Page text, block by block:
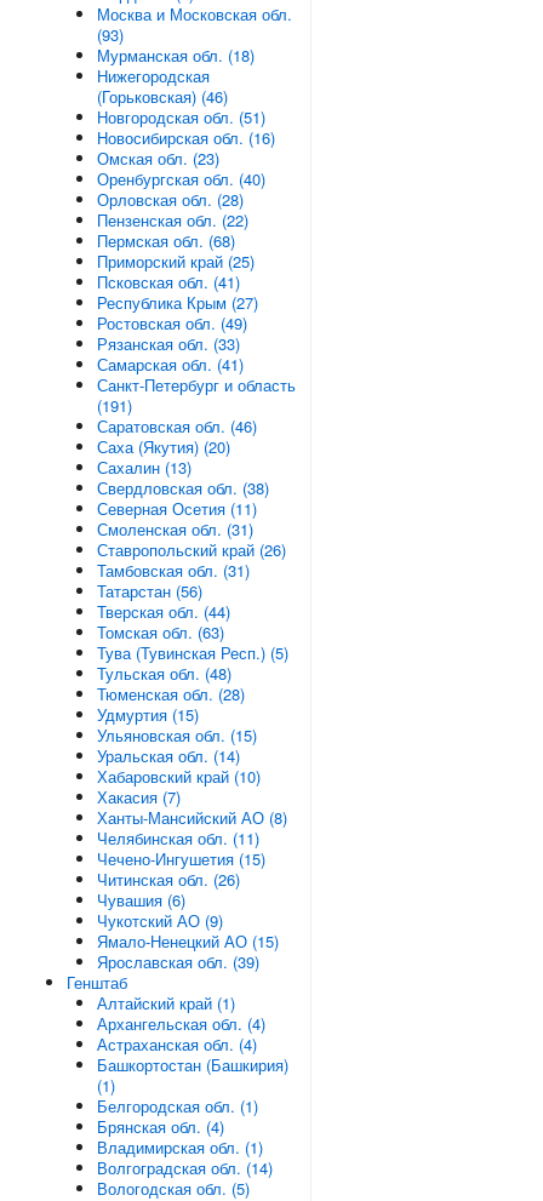
Москва и Московская обл.
(93)
Мурманская обл. (18)
Нижегородская
(Горьковская) (46)
Новгородская обл. (51)
Новосибирская обл. (16)
Омская обл. (23)
Оренбургская обл. (40)
Орловская обл. (28)
Пензенская обл. (22)
Пермская обл. (68)
Приморский край (25)
Псковская обл. (41)
Республика Крым (27)
Ростовская обл. (49)
Рязанская обл. (33)
Самарская обл. (41)
Санкт-Петербург и область
(191)
Саратовская обл. (46)
Саха (Якутия) (20)
Сахалин (13)
Свердловская обл. (38)
Северная Осетия (11)
Смоленская обл. (31)
Ставропольский край (26)
Тамбовская обл. (31)
Татарстан (56)
Тверская обл. (44)
Томская обл. (63)
Тува (Тувинская Респ.) (5)
Тульская обл. (48)
Тюменская обл. (28)
Удмуртия (15)
Ульяновская обл. (15)
Уральская обл. (14)
Хабаровский край (10)
Хакасия (7)
Ханты-Мансийский АО (8)
Челябинская обл. (11)
Чечено-Ингушетия (15)
Читинская обл. (26)
Чувашия (6)
Чукотский АО (9)
Ямало-Ненецкий АО (15)
Ярославская обл. (39)
Генштаб
Алтайский край (1)
Архангельская обл. (4)
Астраханская обл. (4)
Башкортостан (Башкирия)
(1)
Белгородская обл. (1)
Брянская обл. (4)
Владимирская обл. (1)
Волгоградская обл. (14)
Вологодская обл. (5)